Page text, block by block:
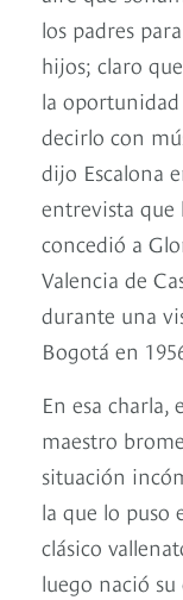
los padres
hijos; claro
la oportunidad
decirlo con
dijo Escalona
entrevista que
concedió a
Valencia de
durante una
Bogotá en
En esa charla,
maestro
situación
la que lo puso
clásico
luego nació su